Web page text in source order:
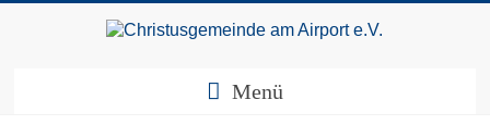
Menü